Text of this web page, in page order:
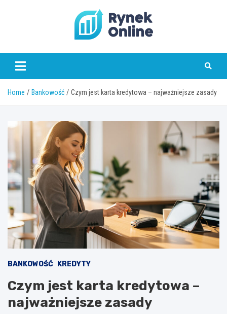
www.rynekonline.pl
Home Bankowość Czym jest karta kredytowa – najważniejsze zasady
BANKOWOŚĆ KREDYTY
Czym jest karta kredytowa –
najważniejsze zasady